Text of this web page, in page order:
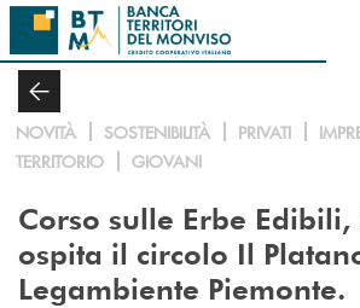
Salta al contenuto principale
NOVITÀ SOSTENIBILITÀ PRIVATI
TERRITORIO
GIOVANI
Corso sulle Erbe Edibili,
ospita il circolo Il
Legambiente Piemonte.